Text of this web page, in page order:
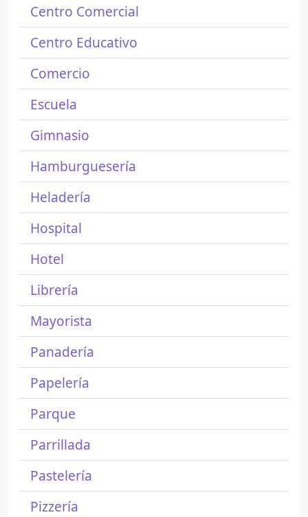
Centro Comercial
Centro Educativo
Comercio
Escuela
Gimnasio
Hamburguesería
Heladería
Hospital
Hotel
Librería
Mayorista
Panadería
Papelería
Parque
Parrillada
Pastelería
Pizzería